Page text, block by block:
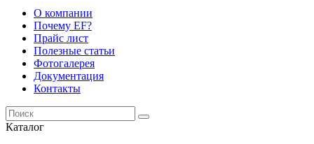
О компании
Почему EF?
Прайс лист
Полезные статьи
Фотогалерея
Документация
Контакты
Каталог